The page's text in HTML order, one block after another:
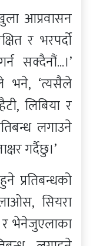
आप्रवासन
र भरपर्दो
सक्दैनौं…।’
भने, ‘त्यसैले
लिबिया र
लगाउने
गर्दैछु।’
प्रतिबन्धको
सियरा
र भेनेजुएलाका